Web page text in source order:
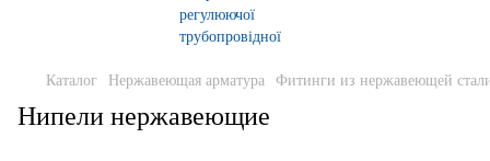
Каталог Нержавеющая арматура Фитинги из нержавеющей
Нипели нержавеющие